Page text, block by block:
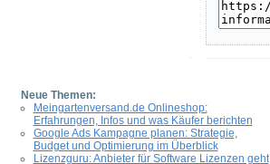
Neue Themen:
Meingartenversand.de Onlineshop:
Erfahrungen, Infos und was Käufer berichten
Google Ads Kampagne planen: Strategie,
Budget und Optimierung im Überblick
Lizenzguru: Anbieter für Software Lizenzen geht